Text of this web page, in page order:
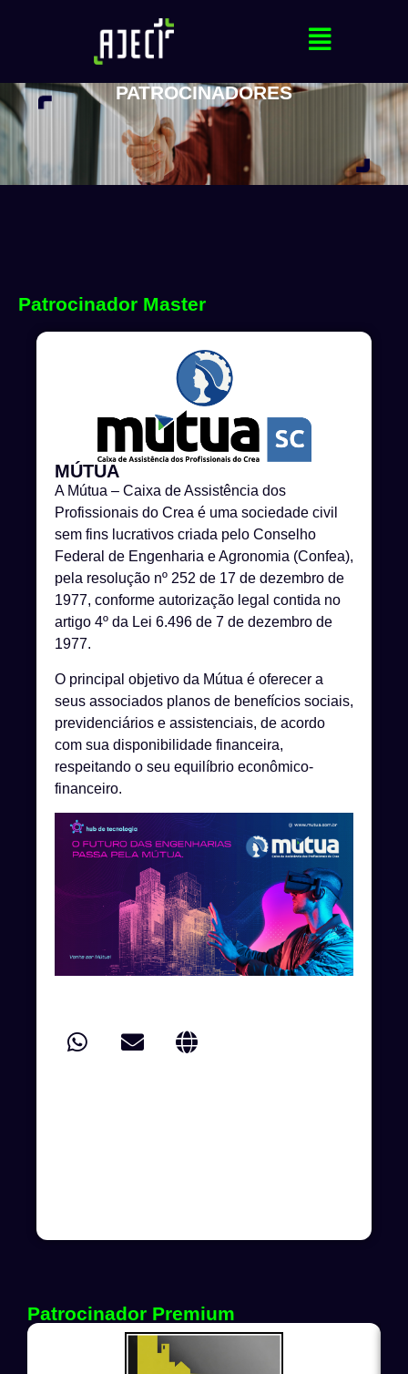
PATROCINADORES
Patrocinador Premium
Patrocinador Master
MÚTUA
A Mútua – Caixa de Assistência dos
Profissionais do Crea é uma sociedade civil
sem fins lucrativos criada pelo Conselho
Federal de Engenharia e Agronomia (Confea),
pela resolução nº 252 de 17 de dezembro de
1977, conforme autorização legal contida no
artigo 4º da Lei 6.496 de 7 de dezembro de
1977.
O principal objetivo da Mútua é oferecer a
seus associados planos de benefícios sociais,
previdenciários e assistenciais, de acordo
com sua disponibilidade financeira,
respeitando o seu equilíbrio econômico-
financeiro.